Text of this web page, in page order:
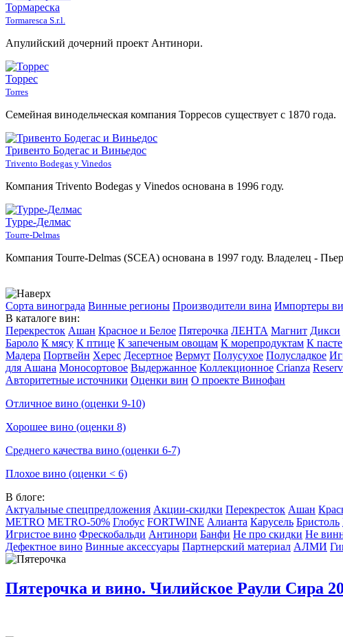
Тормареска
Tormaresca S.r.l.
Апулийский дочерний проект Антинори.
Торрес
Torres
Семейная винодельческая компания Торресов существует с 1870 года.
Тривенто Бодегас и Виньедос
Trivento Bodegas y Vinedos
Компания Trivento Bodegas y Vinedos основана в 1996 году.
Турре-Делмас
Tourre-Delmas
Компания Tourre-Delmas (SCEA) основана в 1997 году. Владелец -
Сорта винограда Винные регионы Производители вина Импортеры
В каталоге вин:
Перекресток Ашан Красное и Белое Пятерочка ЛЕНТА Магнит Дикси
Бароло К мясу К птице К запеченым овощам К морепродуктам К пасте
Мадера Портвейн Херес Десертное Вермут Полусухое Полусладкое
для Ашана Моносортовое Выдержанное Коллекционное Crianza
Авторитетные источники Оценки вин О проекте Винофан
Отличное вино (оценки 9-10)
Хорошее вино (оценки 8)
Среднего качества вино (оценки 6-7)
Плохое вино (оценки < 6)
В блоге:
Актуальные спецпредложения Акции-скидки Перекресток Ашан
METRO METRO-50% Глобус FORTWINE Алианта Карусель Бристоль
Игристое вино Фрескобальди Антинори Банфи Не про скидки Не
Дефектное вино Винные аксессуары Партнерский материал АЛМИ
Пятерочка и вино. Чилийское Раули Сира